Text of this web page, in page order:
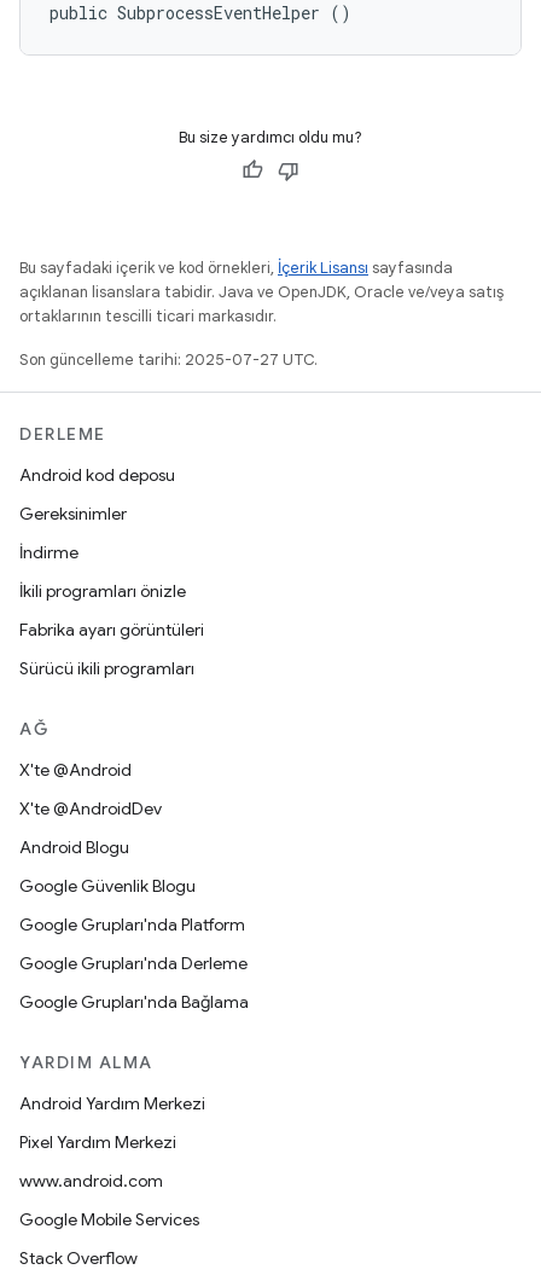
public SubprocessEventHelper ()
Bu size yardımcı oldu mu?
Bu sayfadaki içerik ve kod örnekleri, İçerik Lisansı sayfasında
açıklanan lisanslara tabidir. Java ve OpenJDK, Oracle ve/veya satış
ortaklarının tescilli ticari markasıdır.
Son güncelleme tarihi: 2025-07-27 UTC.
DERLEME
Android kod deposu
Gereksinimler
İndirme
İkili programları önizle
Fabrika ayarı görüntüleri
Sürücü ikili programları
AĞ
X'te @Android
X'te @AndroidDev
Android Blogu
Google Güvenlik Blogu
Google Grupları'nda Platform
Google Grupları'nda Derleme
Google Grupları'nda Bağlama
YARDIM ALMA
Android Yardım Merkezi
Pixel Yardım Merkezi
www.android.com
Google Mobile Services
Stack Overflow